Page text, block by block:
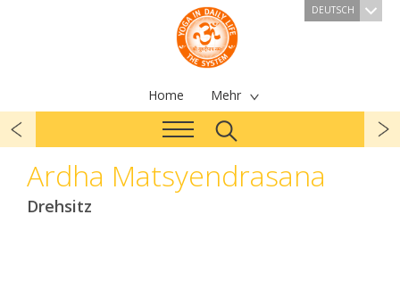
DEUTSCH
Home Mehr
Ardha Matsyendrasana
Drehsitz